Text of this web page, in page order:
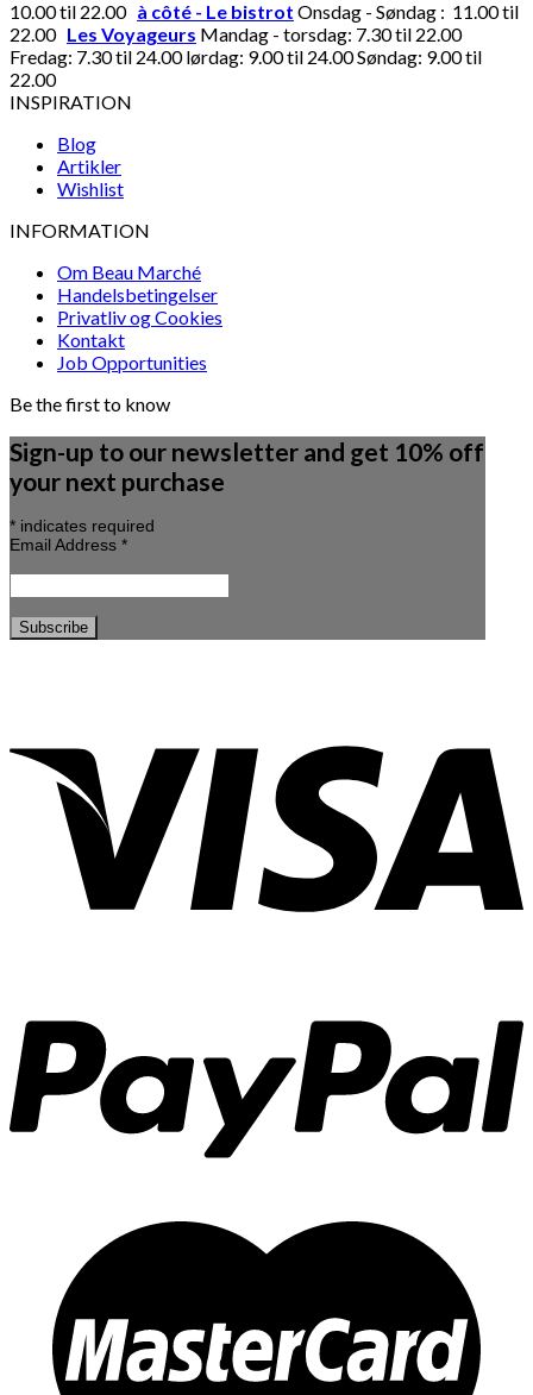
10.00 til 22.00 à côté - Le bistrot Onsdag - Søndag : 11.00 til
22.00 Les Voyageurs Mandag - torsdag: 7.30 til 22.00
Fredag: 7.30 til 24.00 lørdag: 9.00 til 24.00 Søndag: 9.00 til
22.00
INSPIRATION
Blog
Artikler
Wishlist
INFORMATION
Om Beau Marché
Handelsbetingelser
Privatliv og Cookies
Kontakt
Job Opportunities
Be the first to know
Sign-up to our newsletter and get 10% off
your next purchase
* indicates required
Email Address *